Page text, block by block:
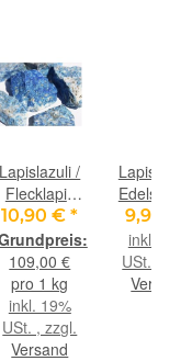
Lapislazuli /
Flecklapis
Wassersteine-
/ Rohsteine
extra
angetrommelt
- ca. 100 g
(GKS)
10,90 €*
109,00 €
pro 1 kg
inkl. 19%
USt. , zzgl.
Versand
Edelstein-
- ca. 2,3
9,90 €
inkl. 19%
USt. ,
Versand